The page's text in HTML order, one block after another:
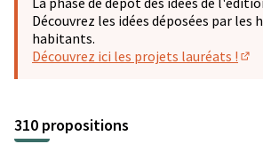
Découvrez les idées déposées par les
habitants.
Découvrez ici les projets lauréats !
310 propositions